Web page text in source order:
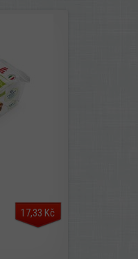
17,33 Kč